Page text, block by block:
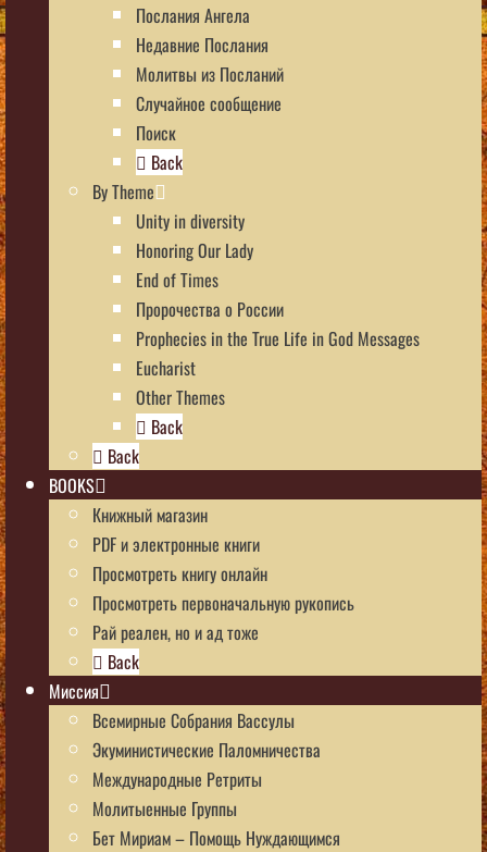
Послания Ангела
Недавние Послания
Молитвы из Посланий
Случайное сообщение
Поиск
Back
By Theme
Unity in diversity
Honoring Our Lady
End of Times
Пророчества о России
Prophecies in the True Life in God Messages
Eucharist
Other Themes
Back
Back
BOOKS
Книжный магазин
PDF и электронные книги
Просмотреть книгу онлайн
Просмотреть первоначальную рукопись
Рай реален, но и ад тоже
Back
Миссия
Всемирные Собрания Вассулы
Экуминистические Паломничества
Международные Ретриты
Молитыенные Группы
Бет Мириам – Помощь Нуждающимся